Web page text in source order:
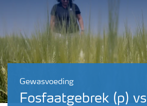
Gewasvoeding
Fosfaatgebrek (p) vs